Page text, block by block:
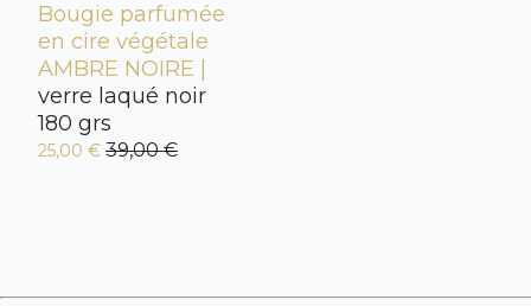
Bougie parfumée
en cire végétale
AMBRE NOIRE |
verre laqué noir
180 grs
25,00 € 39,00 €